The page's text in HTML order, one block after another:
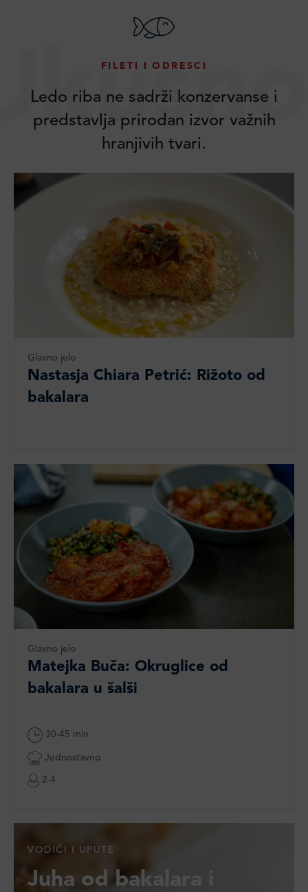
FILETI I ODRESCI
Ledo riba ne sadrži konzervanse i
predstavlja prirodan izvor važnih
hranjivih tvari.
Glavno jelo
Nastasja Chiara Petrić: Rižoto od
bakalara
Glavno jelo
Matejka Buča: Okruglice od
bakalara u šalši
30-45 min
Jednostavno
2-4
VODIČI I UPUTE
Juha od bakalara i